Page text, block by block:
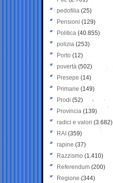
pedofilia (25)
Pensioni (129)
Politica (40.855)
polizia (253)
Porto (12)
povertà (502)
Presepe (14)
Primarie (149)
Prodi (52)
Provincia (139)
radici e valori (3.682)
RAI (359)
rapine (37)
Razzismo (1.410)
Referendum (200)
Regione (344)